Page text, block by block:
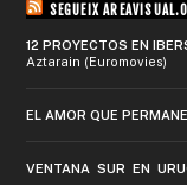
SEGUEIX
12 PROYECTOS EN
Aztarain (Euromovies)
EL AMOR QUE
VENTANA SUR EN